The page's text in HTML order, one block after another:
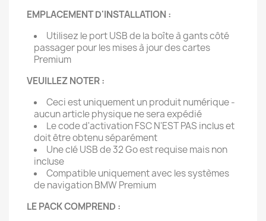
EMPLACEMENT D'INSTALLATION :
Utilisez le port USB de la boîte à gants côté
passager pour les mises à jour des cartes
Premium
VEUILLEZ NOTER :
Ceci est uniquement un produit numérique -
aucun article physique ne sera expédié
Le code d'activation FSC N'EST PAS inclus et
doit être obtenu séparément
Une clé USB de 32 Go est requise mais non
incluse
Compatible uniquement avec les systèmes
de navigation BMW Premium
LE PACK COMPREND :